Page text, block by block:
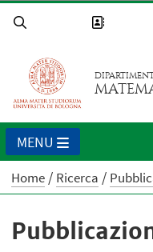
MENU
Home Ricerca